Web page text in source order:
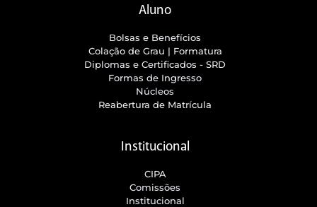
Aluno
Bolsas e Benefícios
Colação de Grau | Formatura
Diplomas e Certificados - SRD
Formas de Ingresso
Núcleos
Reabertura de Matrícula
Institucional
CIPA
Comissões
Institucional